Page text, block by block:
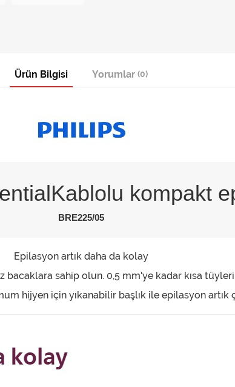
Ürün Bilgisi Yorumlar (0)
kompakt
BRE225/05
Epilasyon artık daha da kolay
sahip olun. 0,5 mm'ye kadar kısa
hijyen için yıkanabilir başlık ile epilasyon artık